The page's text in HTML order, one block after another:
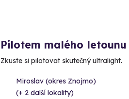
Pilotem malého letounu
Zkuste si pilotovat skutečný ultralight.
Miroslav (okres Znojmo)
(+ 2 další lokality)